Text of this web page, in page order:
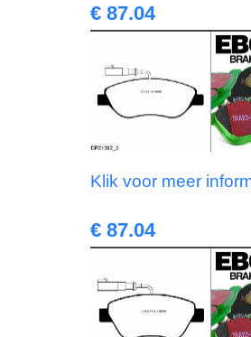
€ 87.04
Klik voor meer
€ 87.04